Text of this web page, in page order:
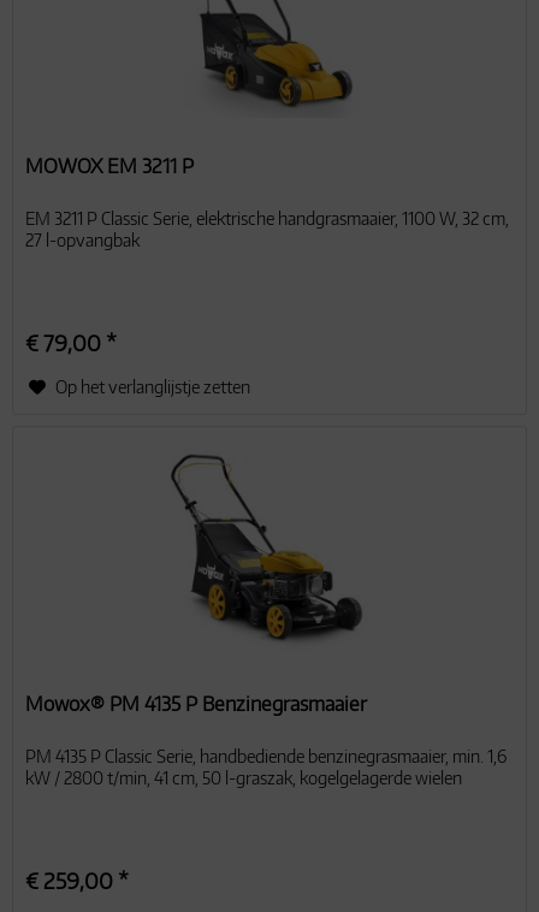
MOWOX EM 3211 P
EM 3211 P Classic Serie, elektrische handgrasmaaier, 1100 W, 32 cm,
27 l-opvangbak
€ 79,00 *
Op het verlanglijstje zetten
Mowox® PM 4135 P Benzinegrasmaaier
PM 4135 P Classic Serie, handbediende benzinegrasmaaier, min. 1,6
kW / 2800 t/min, 41 cm, 50 l-graszak, kogelgelagerde wielen
€ 259,00 *